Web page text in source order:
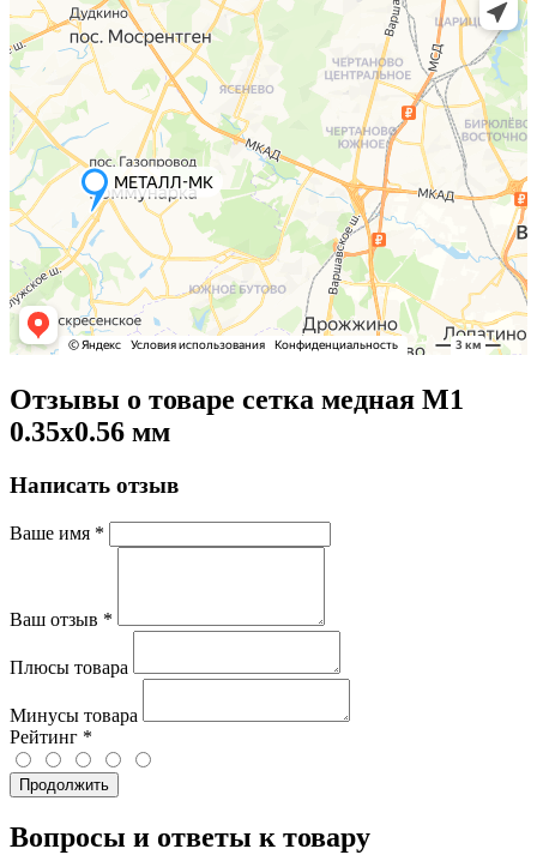
Отзывы о товаре сетка медная М1
0.35х0.56 мм
Написать отзыв
Ваше имя *
Ваш отзыв *
Плюсы товара
Минусы товара
Рейтинг *
Продолжить
Вопросы и ответы к товару